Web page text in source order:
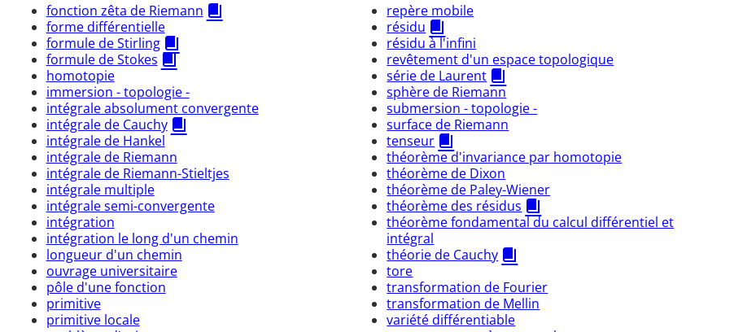
fonction zêta de Riemann
forme différentielle
formule de Stirling
formule de Stokes
homotopie
immersion - topologie -
intégrale absolument convergente
intégrale de Cauchy
intégrale de Hankel
intégrale de Riemann
intégrale de Riemann-Stieltjes
intégrale multiple
intégrale semi-convergente
intégration
intégration le long d'un chemin
longueur d'un chemin
ouvrage universitaire
pôle d'une fonction
primitive
primitive locale
repère mobile
résidu
résidu à l'infini
revêtement d'un espace topologique
série de Laurent
sphère de Riemann
submersion - topologie -
surface de Riemann
tenseur
théorème d'invariance par homotopie
théorème de Dixon
théorème de Paley-Wiener
théorème des résidus
théorème fondamental du calcul différentiel et
intégral
théorie de Cauchy
tore
transformation de Fourier
transformation de Mellin
variété différentiable